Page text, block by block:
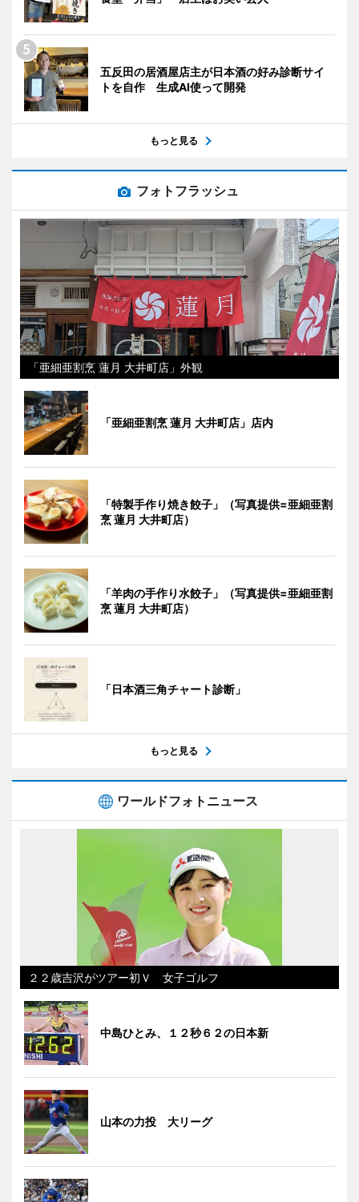
五反田の居酒屋店主が日本酒の好み診断サイ
トを自作 生成AI使って開発
もっと見る
フォトフラッシュ
「亜細亜割烹 蓮月 大井町店」外観
「亜細亜割烹 蓮月 大井町店」店内
「特製手作り焼き餃子」（写真提供=亜細亜割
烹 蓮月 大井町店）
「羊肉の手作り水餃子」（写真提供=亜細亜割
烹 蓮月 大井町店）
「日本酒三角チャート診断」
もっと見る
ワールドフォトニュース
２２歳吉沢がツアー初Ｖ 女子ゴルフ
中島ひとみ、１２秒６２の日本新
山本の力投 大リーグ